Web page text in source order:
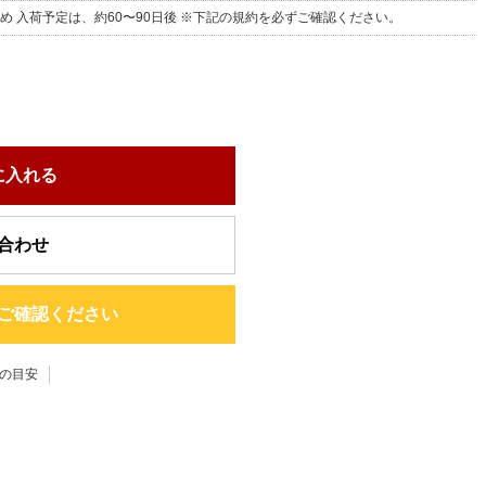
入荷予定は、約60〜90日後 ※下記の規約を必ずご確認ください。
入れる
わせ
確認ください
目安